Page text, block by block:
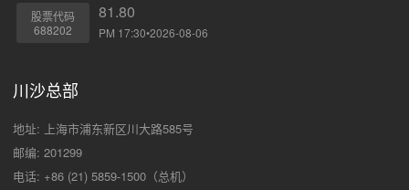
股票代码
688202
81.80
PM 17:30•2026-08-06
川沙总部
地址: 上海市浦东新区川大路585号
邮编: 201299
电话: +86 (21) 5859-1500（总机）